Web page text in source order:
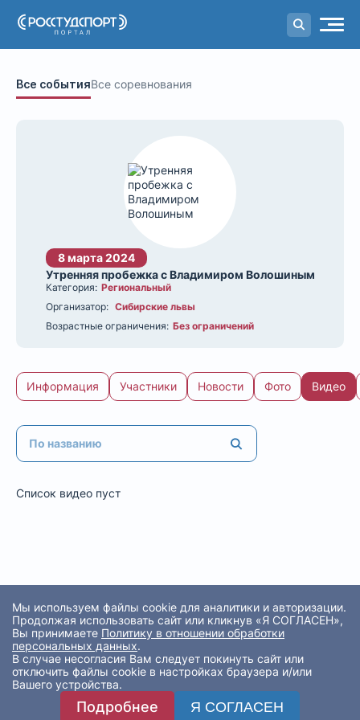
Порталстуденческого спорта
Все событияВсе соревнования
8 марта 2024
Утренняя пробежка с Владимиром Волошиным
Категория: Региональный
Организатор: Сибирские львы
Возрастные ограничения: Без ограничений
Информация Участники Новости Фото Видео
Список видео пуст
Мы используем файлы cookie для аналитики и авторизации.
Продолжая использовать сайт или кликнув «Я СОГЛАСЕН»,
Вы принимаете Политику в отношении обработки
персональных данных.
В случае несогласия Вам следует покинуть сайт или
отключить файлы cookie в настройках браузера и/или
Вашего устройства.
Подробнее Я СОГЛАСЕН